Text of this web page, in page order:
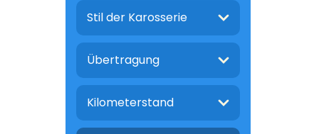
Stil der Karosserie
Übertragung
Kilometerstand